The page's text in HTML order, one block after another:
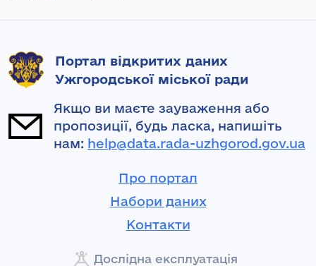
Портал відкритих даних
Ужгородської міської ради
Якщо ви маєте зауваження або
пропозиції, будь ласка, напишіть
нам: help@data.rada-uzhgorod.gov.ua
Про портал
Набори даних
Контакти
Дослідна експлуатація